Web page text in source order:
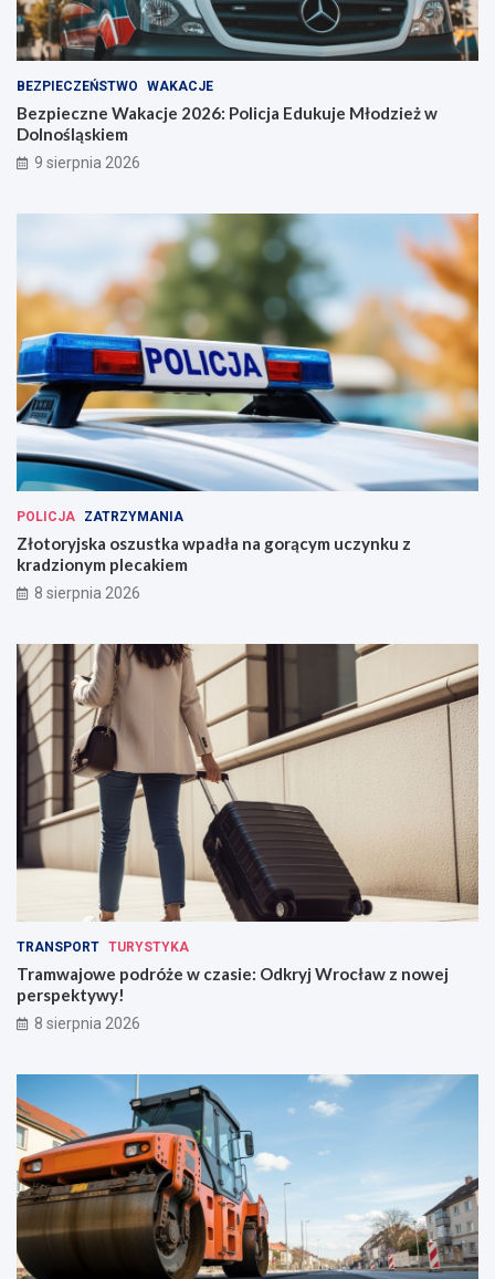
BEZPIECZEŃSTWO WAKACJE
Bezpieczne Wakacje 2026: Policja Edukuje Młodzież w
Dolnośląskiem
9 sierpnia 2026
POLICJA ZATRZYMANIA
Złotoryjska oszustka wpadła na gorącym uczynku z
kradzionym plecakiem
8 sierpnia 2026
TRANSPORT TURYSTYKA
Tramwajowe podróże w czasie: Odkryj Wrocław z nowej
perspektywy!
8 sierpnia 2026